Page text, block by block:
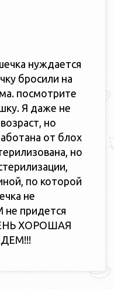
нуждается
бросили на
посмотрите
Я даже не
но
от блох
но
по которой
не
не придется
ХОРОШАЯ